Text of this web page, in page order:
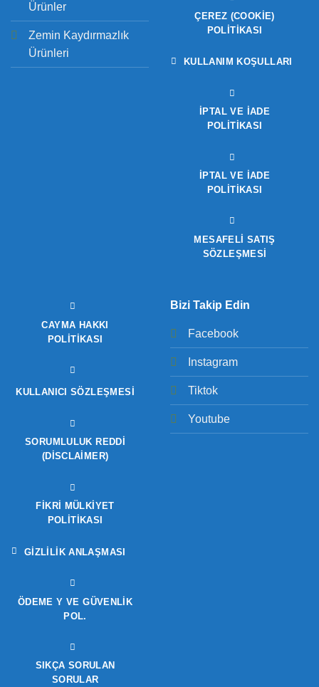
Ürünler
Zemin Kaydırmazlık
Ürünleri
ÇEREZ (COOKIE)
POLITIKASI
KULLANIM KOŞULLARI
İPTAL VE İADE
POLITIKASI
İPTAL VE İADE
POLITIKASI
MESAFELİ SATIŞ
SÖZLEŞMESİ
CAYMA HAKKI
POLITIKASI
KULLANICI SÖZLEŞMESI
SORUMLULUK REDDI
(DISCLAIMER)
FIKRI MÜLKIYET
POLITIKASI
GIZLILIK ANLAŞMASI
ÖDEME Y VE GÜVENLIK
POL.
SIKÇA SORULAN
SORULAR
Bizi Takip Edin
Facebook
Instagram
Tiktok
Youtube